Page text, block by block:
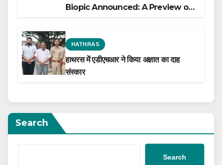
Biopic Announced: A Preview of
HATHRAS
हाथरस में एडीएचआर ने किया अज्ञात का दाह
संस्कार
Search
Search